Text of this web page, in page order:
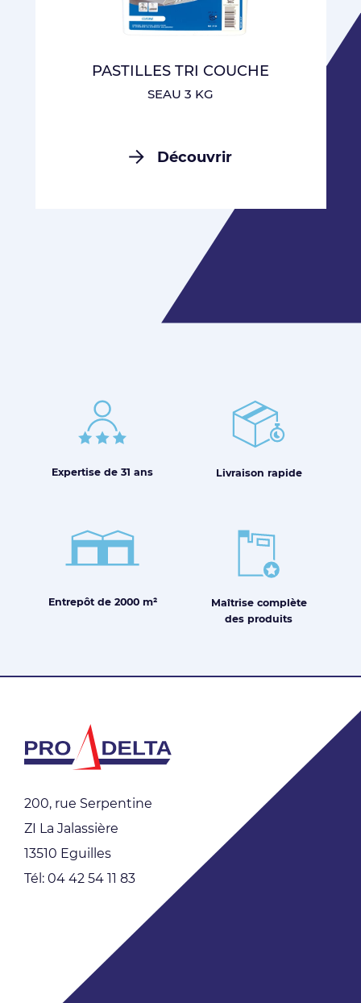
PASTILLES TRI COUCHE
SEAU 3 KG
Découvrir
Expertise de 31 ans Livraison rapide
Entrepôt de 2000 m² Maîtrisecomplète
des produits
200, rue Serpentine
ZI La Jalassière
13510 Eguilles
Tél: 04 42 54 11 83